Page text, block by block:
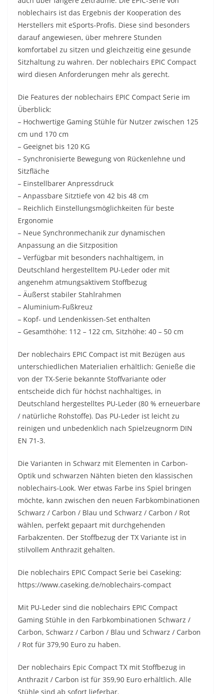
noblechairs ist das Ergebnis der Kooperation des
Herstellers mit eSports-Profis. Diese sind besonders
darauf angewiesen, über mehrere Stunden
komfortabel zu sitzen und gleichzeitig eine gesunde
Sitzhaltung zu wahren. Der noblechairs EPIC Compact
wird diesen Anforderungen mehr als gerecht.
Die Features der noblechairs EPIC Compact Serie im
Überblick:
– Hochwertige Gaming Stühle für Nutzer zwischen 125
cm und 170 cm
– Geeignet bis 120 KG
– Synchronisierte Bewegung von Rückenlehne und
Sitzfläche
– Einstellbarer Anpressdruck
– Anpassbare Sitztiefe von 42 bis 48 cm
– Reichlich Einstellungsmöglichkeiten für beste
Ergonomie
– Neue Synchronmechanik zur dynamischen
Anpassung an die Sitzposition
– Verfügbar mit besonders nachhaltigem, in
Deutschland hergestelltem PU-Leder oder mit
angenehm atmungsaktivem Stoffbezug
– Äußerst stabiler Stahlrahmen
– Aluminium-Fußkreuz
– Kopf- und Lendenkissen-Set enthalten
– Gesamthöhe: 112 – 122 cm, Sitzhöhe: 40 – 50 cm
Der noblechairs EPIC Compact ist mit Bezügen aus
unterschiedlichen Materialien erhältlich: Genieße die
von der TX-Serie bekannte Stoffvariante oder
entscheide dich für höchst nachhaltiges, in
Deutschland hergestelltes PU-Leder (80 % erneuerbare
/ natürliche Rohstoffe). Das PU-Leder ist leicht zu
reinigen und unbedenklich nach Spielzeugnorm DIN
EN 71-3.
Die Varianten in Schwarz mit Elementen in Carbon-
Optik und schwarzen Nähten bieten den klassischen
noblechairs-Look. Wer etwas Farbe ins Spiel bringen
möchte, kann zwischen den neuen Farbkombinationen
Schwarz / Carbon / Blau und Schwarz / Carbon / Rot
wählen, perfekt gepaart mit durchgehenden
Farbakzenten. Der Stoffbezug der TX Variante ist in
stilvollem Anthrazit gehalten.
Die noblechairs EPIC Compact Serie bei Caseking:
https://www.caseking.de/noblechairs-compact
Mit PU-Leder sind die noblechairs EPIC Compact
Gaming Stühle in den Farbkombinationen Schwarz /
Carbon, Schwarz / Carbon / Blau und Schwarz / Carbon
/ Rot für 379,90 Euro zu haben.
Der noblechairs Epic Compact TX mit Stoffbezug in
Anthrazit / Carbon ist für 359,90 Euro erhältlich. Alle
Stühle sind ab sofort lieferbar.